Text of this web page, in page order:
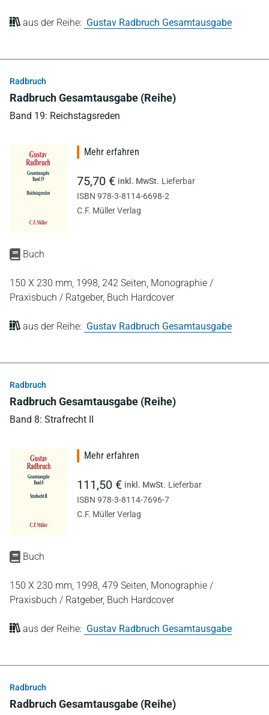
aus der Reihe: Gustav Radbruch Gesamtausgabe
Radbruch
Radbruch Gesamtausgabe (Reihe)
Band 19: Reichstagsreden
Buch
150 X 230 mm, 1998, 242 Seiten, Monographie /
Praxisbuch / Ratgeber, Buch Hardcover
aus der Reihe: Gustav Radbruch Gesamtausgabe
Mehr erfahren
75,70 € inkl. MwSt. Lieferbar
ISBN 978-3-8114-6698-2
C.F. Müller Verlag
Radbruch
Radbruch Gesamtausgabe (Reihe)
Band 8: Strafrecht II
Buch
150 X 230 mm, 1998, 479 Seiten, Monographie /
Praxisbuch / Ratgeber, Buch Hardcover
aus der Reihe: Gustav Radbruch Gesamtausgabe
Mehr erfahren
111,50 € inkl. MwSt. Lieferbar
ISBN 978-3-8114-7696-7
C.F. Müller Verlag
Radbruch
Radbruch Gesamtausgabe (Reihe)